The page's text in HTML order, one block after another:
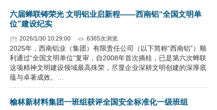
六届蝉联铸荣光 文明铝业启新程——西南铝“全国文明单
位”建设纪实
2026/1/30 10:29:00 6365次浏览
2025年，西南铝业（集团）有限责任公司（以下简称“西南铝”）顺
利通过“全国文明单位”复审，自2008年首次摘桂，已是第六次蝉联
这项精神文明建设领域最高殊荣，尽显企业深耕文明创建的深厚底
蕴与卓著成效。…
榆林新材料集团一班组获评全国安全标准化一级班组